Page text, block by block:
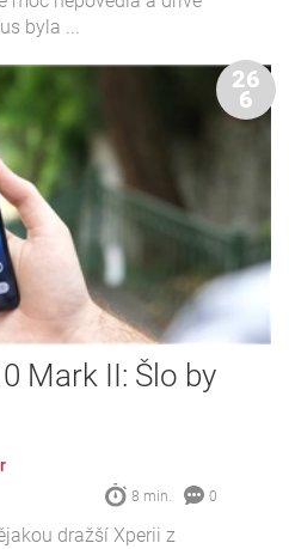
byla ...
Mark II: Šlo by
8 min. 0
dražší Xperii z
26
6